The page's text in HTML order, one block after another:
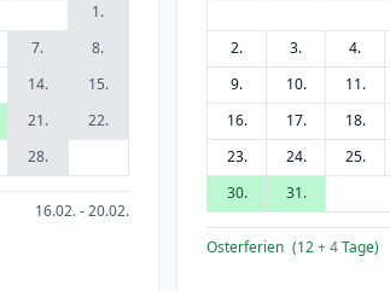
1.
7.
8.
14.
15.
21.
22.
28.
16.02. - 20.02.
2.
3. 4.
9.
10. 11.
16.
17. 18.
23.
24. 25.
30.
31.
Osterferien (12+ 4Tage)